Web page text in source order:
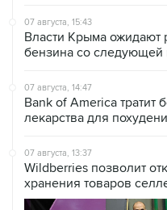
07 августа, 15:43
Власти Крыма ожидают
бензина со следующей
07 августа, 14:47
Bank of America тратит
лекарства для
07 августа, 13:37
Wildberries позволит
хранения товаров